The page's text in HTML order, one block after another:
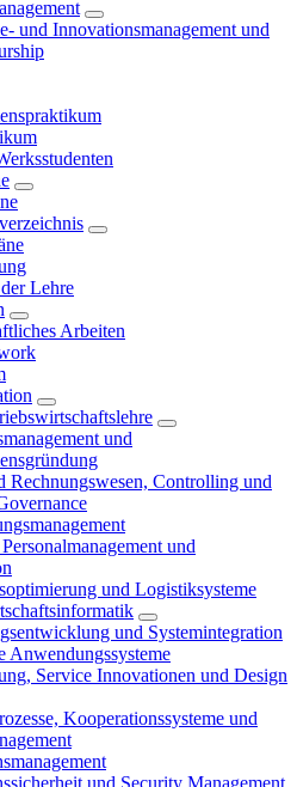
und Innovationsmanagement und
Lehre
Arbeiten
und
Rechnungswesen, Controlling und
und
und Logistiksysteme
und Systemintegration
Anwendungssysteme
Service Innovationen und Design
Kooperationssysteme und
und Security Management